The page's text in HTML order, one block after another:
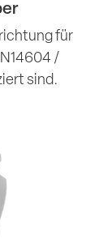
für
/
sind.